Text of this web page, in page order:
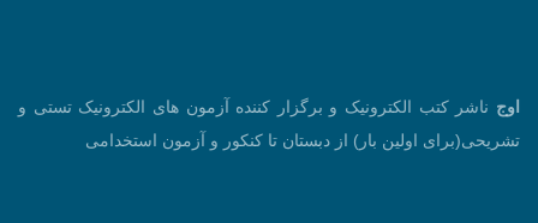
اوج ناشر کتب الکترونیک و برگزار کننده آزمون های الکترونیک تستی و
تشریحی(برای اولین بار) از دبستان تا کنکور و آزمون استخدامی